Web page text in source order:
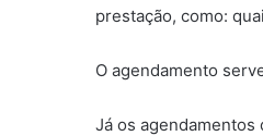
prestação, como:
O agendamento
Já os agendamentos